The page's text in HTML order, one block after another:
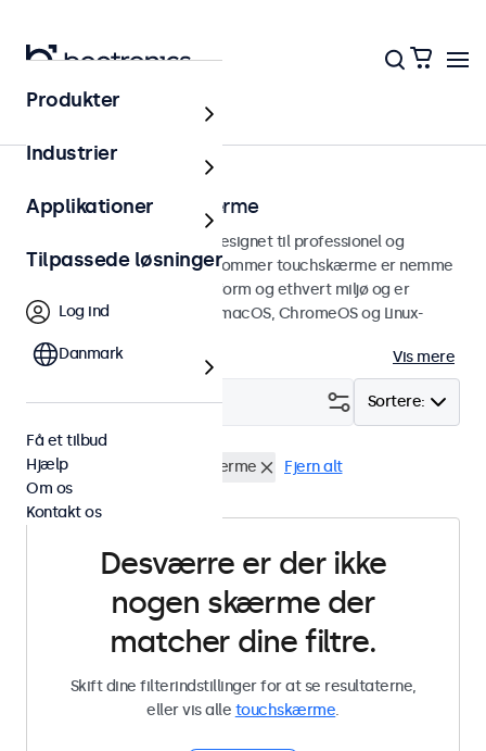
Hjem
10 tommer touchskærme
10 tommer touchskærme designet til professionel og
kontinuerlig brug. Disse 10-tommer touchskærme er nemme
at integrere i enhver brugsform og ethvert miljø og er
kompatible med Windows, macOS, ChromeOS og Linux-
Vis mere
Sortere:
Filter (0)
RCA 10 tommer touchskærme Fjern alt
Desværre er der ikke
nogen skærme der
matcher dine filtre.
Skift dine filterindstillinger for at se resultaterne,
eller vis alle touchskærme.
Produkter
Industrier
Applikationer
Tilpassede løsninger
Log ind
Danmark
Få et tilbud
Hjælp
Om os
Kontakt os